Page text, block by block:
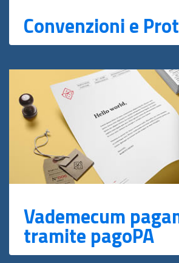
Convenzioni e
Vademecum
tramite pagoPA